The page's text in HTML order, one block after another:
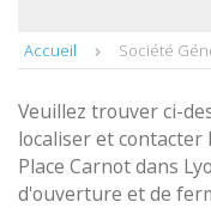
Accueil Société
Veuillez trouver ci-
localiser et contacter
Place Carnot dans
d'ouverture et de